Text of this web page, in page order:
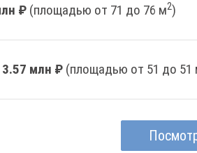
₽ (площадью от 71 до 76 м2)
3.57 млн ₽ (площадью от 51 до 51